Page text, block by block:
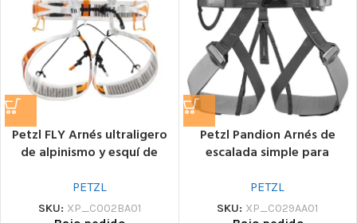
Petzl FLY Arnés ultraligero
de alpinismo y esquí de
PETZL
SKU: XP_C002BA01
Petzl Pandion Arnés de
escalada simple para
PETZL
SKU: XP_C029AA01